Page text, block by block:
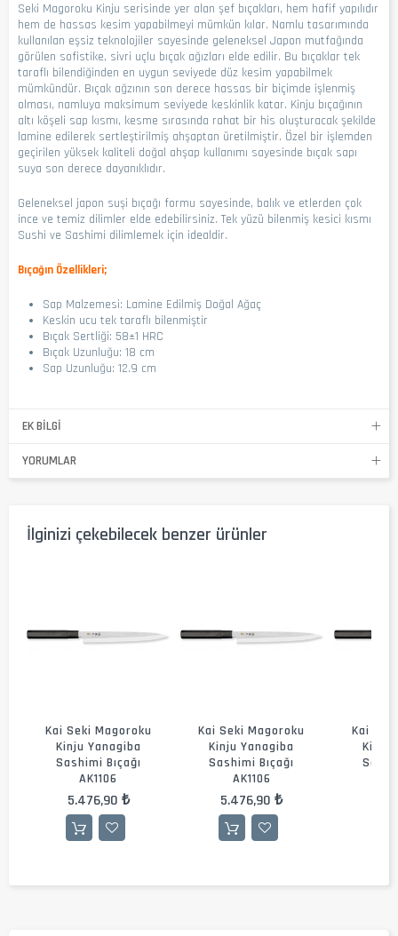
Seki Magoroku Kinju serisinde yer alan şef bıçakları, hem hafif yapılıdır
hem de hassas kesim yapabilmeyi mümkün kılar. Namlu tasarımında
kullanılan eşsiz teknolojiler sayesinde geleneksel Japon mutfağında
görülen sofistike, sivri uçlu bıçak ağızları elde edilir. Bu bıçaklar tek
taraflı bilendiğinden en uygun seviyede düz kesim yapabilmek
mümkündür. Bıçak ağzının son derece hassas bir biçimde işlenmiş
olması, namluya maksimum seviyede keskinlik katar. Kinju bıçağının
altı köşeli sap kısmı, kesme sırasında rahat bir his oluşturacak şekilde
lamine edilerek sertleştirilmiş ahşaptan üretilmiştir. Özel bir işlemden
geçirilen yüksek kaliteli doğal ahşap kullanımı sayesinde bıçak sapı
suya son derece dayanıklıdır.
Geleneksel japon suşi bıçağı formu sayesinde, balık ve etlerden çok
ince ve temiz dilimler elde edebilirsiniz. Tek yüzü bilenmiş kesici kısmı
Sushi ve Sashimi dilimlemek için idealdir.
Bıçağın Özellikleri;
Sap Malzemesi: Lamine Edilmiş Doğal Ağaç
Keskin ucu tek taraflı bilenmiştir
Bıçak Sertliği: 58±1 HRC
Bıçak Uzunluğu: 18 cm
Sap Uzunluğu: 12.9 cm
EK BILGI
YORUMLAR
İlginizi çekebilecek benzer ürünler
Kai Seki Magoroku
Kinju Yanagiba
Sashimi Bıçağı
AK1106
5.476,90 ₺
Kai Seki Magoroku
Kinju Yanagiba
Sashimi Bıçağı
AK1106
5.476,90 ₺
Kai
Kinju